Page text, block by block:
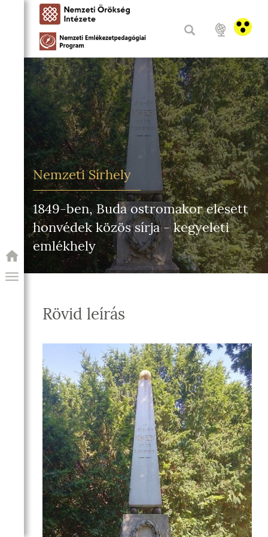
PROGRAM
Nemzeti Sírhely
1849-ben, Buda ostromakor elesett
honvédek közös sírja - kegyeleti
emlékhely
Rövid leírás